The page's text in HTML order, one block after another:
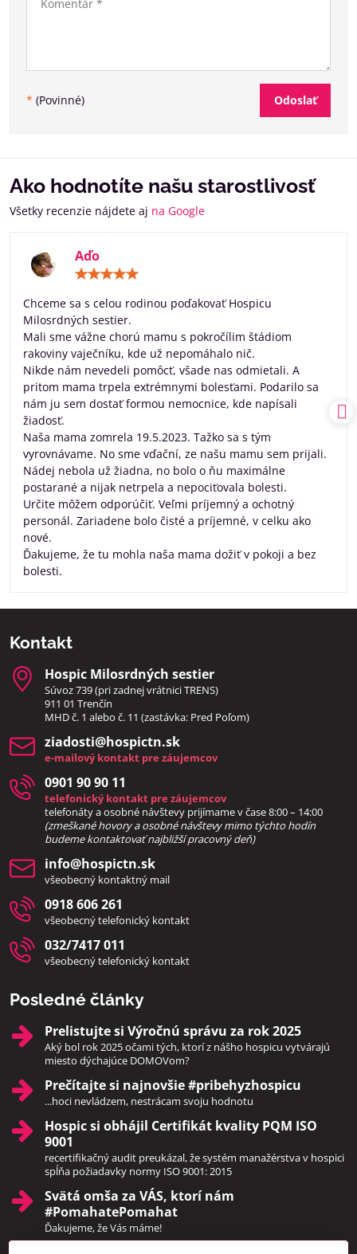
* (Povinné) Odoslať
Ako hodnotíte našu starostlivosť
Všetky recenzie nájdete aj na Google
Aďo
5
Chceme sa s celou rodinou poďakovať Hospicu
Milosrdných sestier.
Mali sme vážne chorú mamu s pokročílim štádiom
rakoviny vaječníku, kde už nepomáhalo nič.
Nikde nám nevedeli pomôcť, všade nas odmietali. A
pritom mama trpela extrémnymi bolesťami. Podarilo sa
nám ju sem dostať formou nemocnice, kde napísali
žiadosť.
Naša mama zomrela 19.5.2023. Tažko sa s tým
vyrovnávame. No sme vďační, ze našu mamu sem prijali.
Nádej nebola už žiadna, no bolo o ňu maximálne
postarané a nijak netrpela a nepociťovala bolesti.
Určite môžem odporúčiť. Veľmi príjemný a ochotný
personál. Zariadene bolo čisté a príjemné, v celku ako
nové.
Ďakujeme, že tu mohla naša mama dožiť v pokoji a bez
bolesti.
Kontakt
Hospic Milosrdných sestier
Súvoz 739 (pri zadnej vrátnici TRENS)
911 01 Trenčín
MHD č. 1 alebo č. 11 (zastávka: Pred Poľom)
ziadosti​@hospictn​.sk
e-mailový kontakt pre záujemcov
0901 90 90 11
telefonický kontakt pre záujemcov
telefonáty a osobné návštevy prijímame v čase 8:00 – 14:00
(zmeškané hovory a osobné návštevy mimo týchto hodín
budeme kontaktovať najbližší pracovný deň)
info​@hospictn​.sk
všeobecný kontaktný mail
0918 606 261
všeobecný telefonický kontakt
032/7417 011
všeobecný telefonický kontakt
Posledné články
Prelistujte si Výročnú správu za rok 2025
Aký bol rok 2025 očami tých, ktorí z nášho hospicu vytvárajú
miesto dýchajúce DOMOVom?
Prečítajte si najnovšie #pribehyzhospicu
...hoci nevládzem, nestrácam svoju hodnotu
Hospic si obhájil Certifikát kvality PQM ISO
9001
recertifikačný audit preukázal, že systém manažérstva v hospici
spĺňa požiadavky normy ISO 9001: 2015
Svätá omša za VÁS, ktorí nám
#PomahatePomahat
Ďakujeme, že Vás máme!